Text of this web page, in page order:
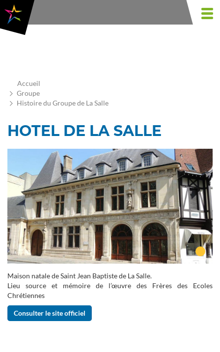
Aller
au
contenu
principal
Accueil
Groupe
Histoire du Groupe de La Salle
HOTEL DE LA SALLE
Maison natale de Saint Jean Baptiste de La Salle.
Lieu source et mémoire de l’œuvre des Frères des Ecoles
Chrétiennes
Consulter le site officiel